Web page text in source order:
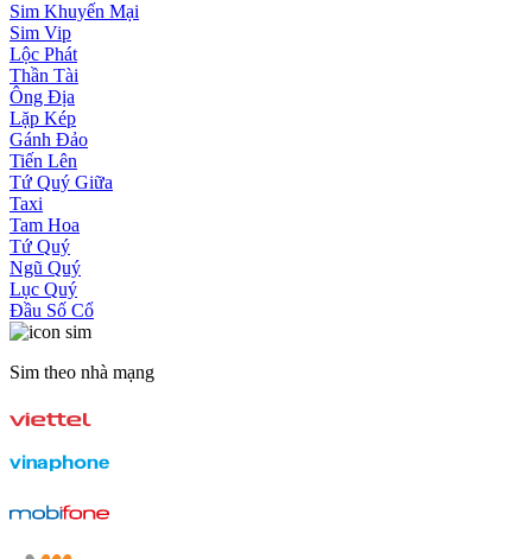
Sim Khuyến Mại
Sim Vip
Lộc Phát
Thần Tài
Ông Địa
Lặp Kép
Gánh Đảo
Tiến Lên
Tứ Quý Giữa
Taxi
Tam Hoa
Tứ Quý
Ngũ Quý
Lục Quý
Đầu Số Cổ
Sim theo nhà mạng